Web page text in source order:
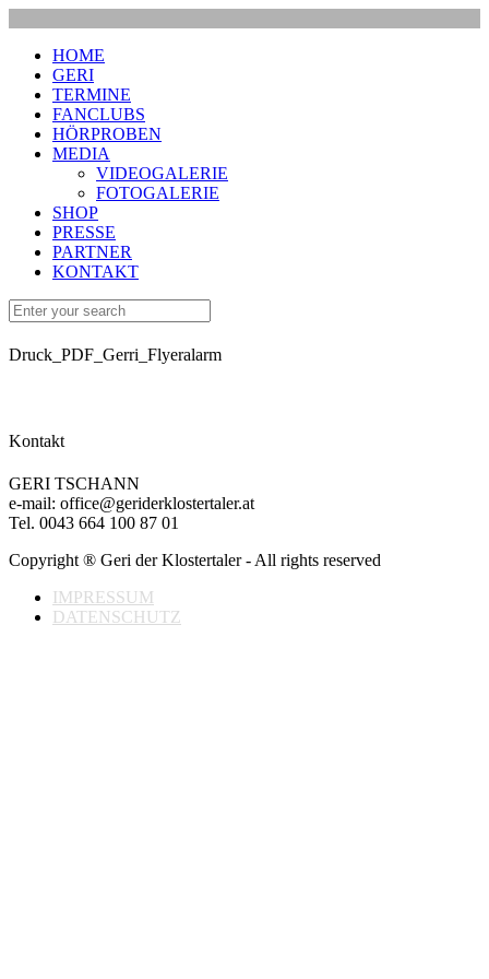
HOME
GERI
TERMINE
FANCLUBS
HÖRPROBEN
MEDIA
VIDEOGALERIE
FOTOGALERIE
SHOP
PRESSE
PARTNER
KONTAKT
Druck_PDF_Gerri_Flyeralarm
Kontakt
GERI TSCHANN
e-mail: office@geriderklostertaler.at
Tel. 0043 664 100 87 01
Copyright ® Geri der Klostertaler - All rights reserved
IMPRESSUM
DATENSCHUTZ